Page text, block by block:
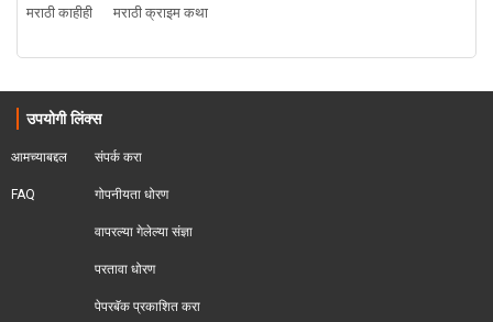
मराठी काहीही
मराठी क्राइम कथा
उपयोगी लिंक्स
आमच्याबद्दल
FAQ
संपर्क करा
गोपनीयता धोरण
वापरल्या गेलेल्या संज्ञा
परतावा धोरण
पेपरबॅक प्रकाशित करा